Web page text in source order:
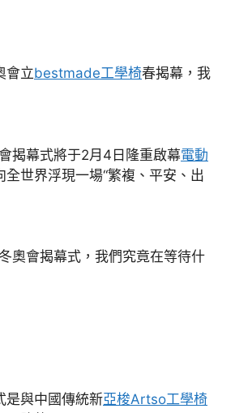
會立bestmade工學椅春揭幕，我
揭幕式將于2月4日隆重啟幕電動
全世界浮現一場“繁複、平安、出
奧會揭幕式，我們究竟在等待什
是與中國傳統新亞梭Artso工學椅